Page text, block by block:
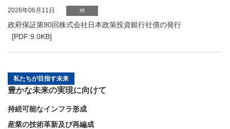
2026年06月11日 IR
政府保証第90回株式会社日本政策投資銀行社債の発行
[PDF:9.0KB]
PDFファイルが新規ウィンドウで開きます
私たちが目指す未来
豊かな未来の実現に向けて
持続可能なインフラ形成
産業の技術革新及び再編成